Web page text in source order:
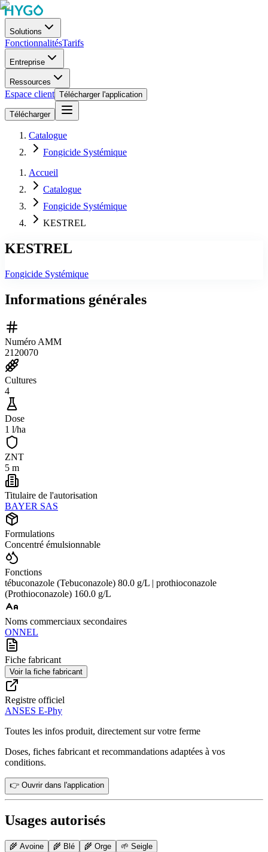
Solutions
FonctionnalitésTarifs
Entreprise
Ressources
Espace client Télécharger l'application
Télécharger
Catalogue
Fongicide Systémique
Accueil
Catalogue
Fongicide Systémique
KESTREL
KESTREL
Fongicide Systémique
Informations générales
Numéro AMM
2120070
Cultures
4
Dose
1 l/ha
ZNT
5 m
Titulaire de l'autorisation
BAYER SAS
Formulations
Concentré émulsionnable
Fonctions
tébuconazole (Tebuconazole) 80.0 g/L | prothioconazole
(Prothioconazole) 160.0 g/L
Noms commerciaux secondaires
ONNEL
Fiche fabricant
Voir la fiche fabricant
Registre officiel
ANSES E-Phy
Toutes les infos produit, directement sur votre ferme
Doses, fiches fabricant et recommandations adaptées à vos
conditions.
👉 Ouvrir dans l'application
Usages autorisés
🌾 Avoine 🌾 Blé 🌾 Orge 🌱 Seigle